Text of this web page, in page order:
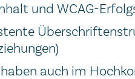
und WCAG-
haben auch im